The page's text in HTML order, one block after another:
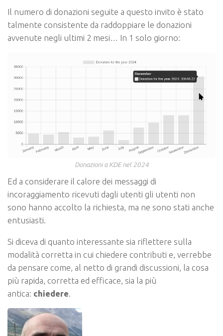
Il numero di donazioni seguite a questo invito è stato
talmente consistente da raddoppiare le donazioni
avvenute negli ultimi 2 mesi… In 1 solo giorno:
Donazioni a KDE nel 2024
Ed a considerare il calore dei messaggi di
incoraggiamento ricevuti dagli utenti gli utenti non
sono hanno accolto la richiesta, ma ne sono stati anche
entusiasti.
Si diceva di quanto interessante sia riflettere sulla
modalità corretta in cui chiedere contributi e, verrebbe
da pensare come, al netto di grandi discussioni, la cosa
più rapida, corretta ed efficace, sia la più
antica: chiedere